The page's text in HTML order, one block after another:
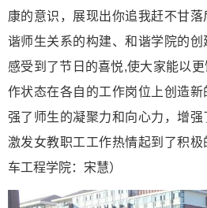
康的意识，展现出你追我赶不甘
谐师生关系的构建、和谐学院的
感受到了节日的喜悦,使大家能以
作状态在各自的工作岗位上创造
强了师生的凝聚力和向心力，增
激发女教职工工作热情起到了积
车工程学院：宋慧）